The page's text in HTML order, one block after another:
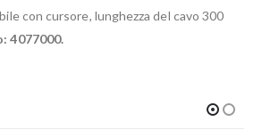
con cursore, lunghezza del cavo 300
4077000.